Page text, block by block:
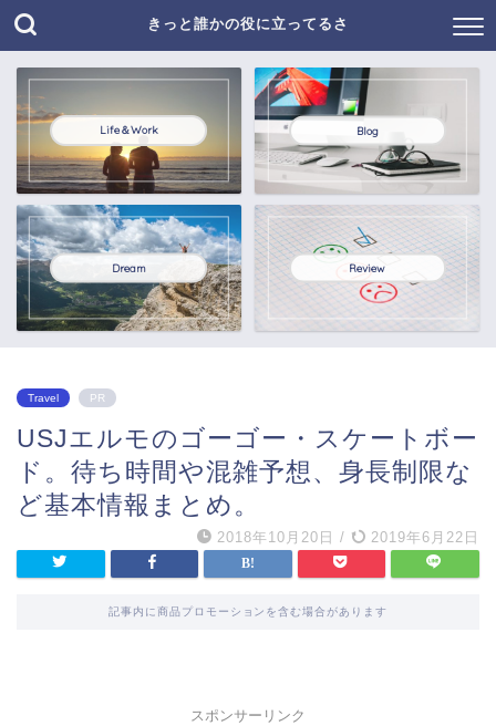
きっと誰かの役に立ってるさ
Life＆Work Blog
Dream Review
Travel PR
USJエルモのゴーゴー・スケートボー
ド。待ち時間や混雑予想、身長制限な
ど基本情報まとめ。
2018年10月20日 / 2019年6月22日
記事内に商品プロモーションを含む場合があります
スポンサーリンク